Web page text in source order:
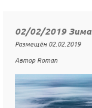
02/02/2019 Зима
Размещён 02.02.2019
Автор Roman